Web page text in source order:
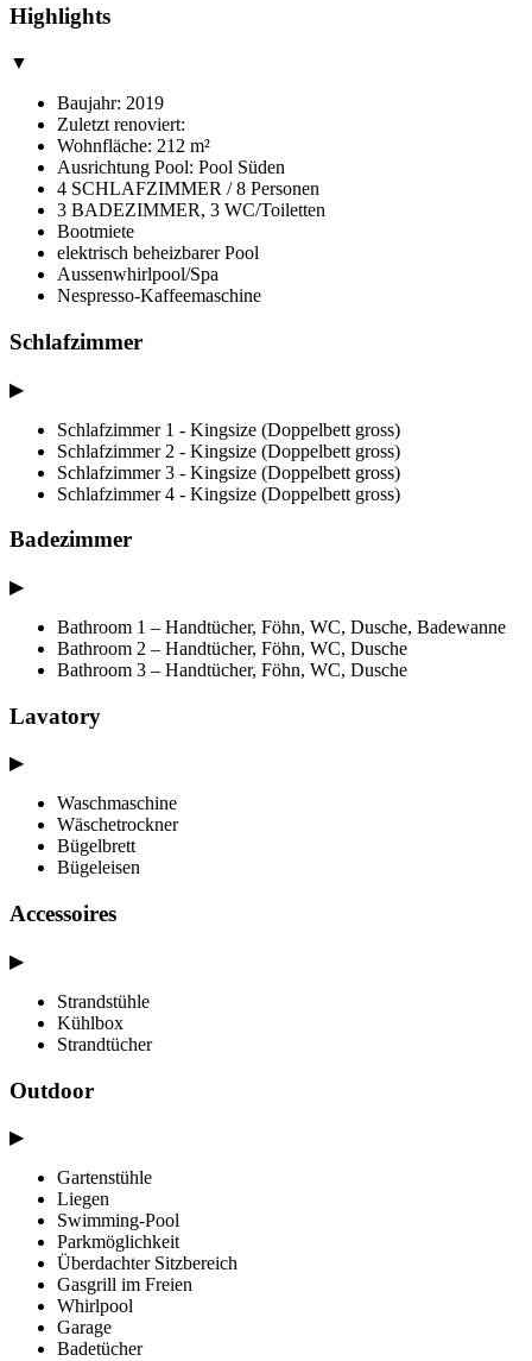
Highlights
▼
Baujahr: 2019
Zuletzt renoviert:
Wohnfläche: 212 m²
Ausrichtung Pool: Pool Süden
4 SCHLAFZIMMER / 8 Personen
3 BADEZIMMER, 3 WC/Toiletten
Bootmiete
elektrisch beheizbarer Pool
Aussenwhirlpool/Spa
Nespresso-Kaffeemaschine
Schlafzimmer
▶
Schlafzimmer 1 - Kingsize (Doppelbett gross)
Schlafzimmer 2 - Kingsize (Doppelbett gross)
Schlafzimmer 3 - Kingsize (Doppelbett gross)
Schlafzimmer 4 - Kingsize (Doppelbett gross)
Badezimmer
▶
Bathroom 1 – Handtücher, Föhn, WC, Dusche, Badewanne
Bathroom 2 – Handtücher, Föhn, WC, Dusche
Bathroom 3 – Handtücher, Föhn, WC, Dusche
Lavatory
▶
Waschmaschine
Wäschetrockner
Bügelbrett
Bügeleisen
Accessoires
▶
Strandstühle
Kühlbox
Strandtücher
Outdoor
▶
Gartenstühle
Liegen
Swimming-Pool
Parkmöglichkeit
Überdachter Sitzbereich
Gasgrill im Freien
Whirlpool
Garage
Badetücher